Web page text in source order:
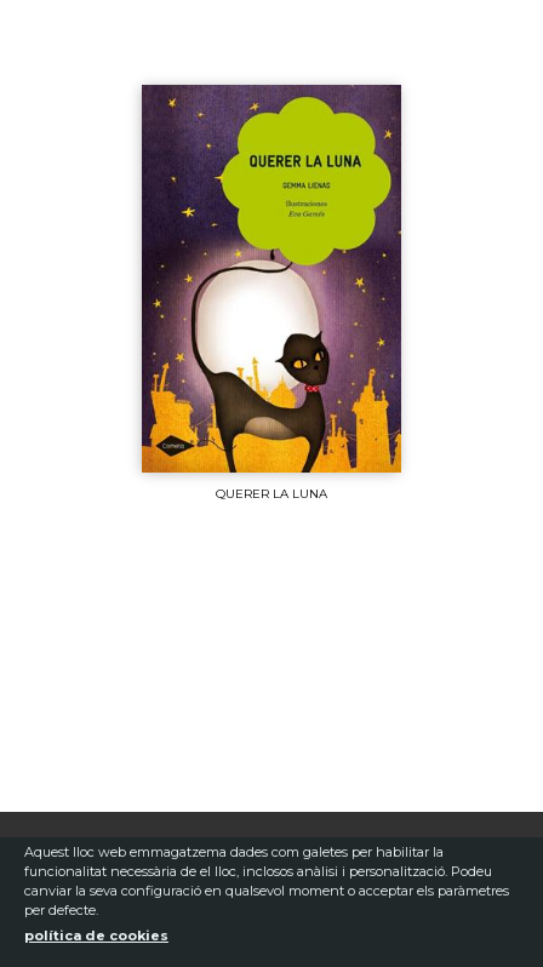
QUERER LA LUNA
Aquest lloc web emmagatzema dades com galetes per habilitar la
funcionalitat necessària de el lloc, inclosos anàlisi i personalització. Podeu
canviar la seva configuració en qualsevol moment o acceptar els paràmetres
per defecte.
política de cookies